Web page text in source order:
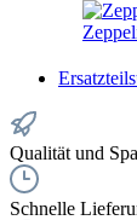
Qualität und
Schnelle